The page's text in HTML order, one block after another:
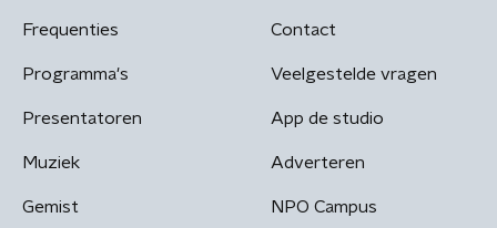
Frequenties
Programma's
Presentatoren
Muziek
Gemist
Contact
Veelgestelde vragen
App de studio
Adverteren
NPO Campus